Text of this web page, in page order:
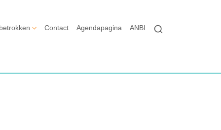
Contact Agendapagina ANBI